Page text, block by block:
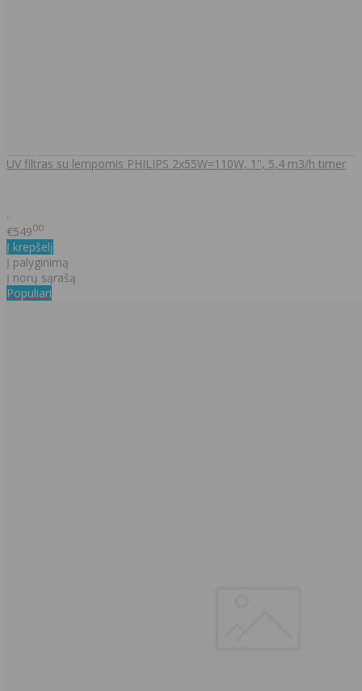
UV filtras su lempomis PHILIPS 2x55W=110W, 1'', 5,4 m3/h timer
..
€54900
Į krepšelį
Į palyginimą
Į norų sąrašą
Populiari